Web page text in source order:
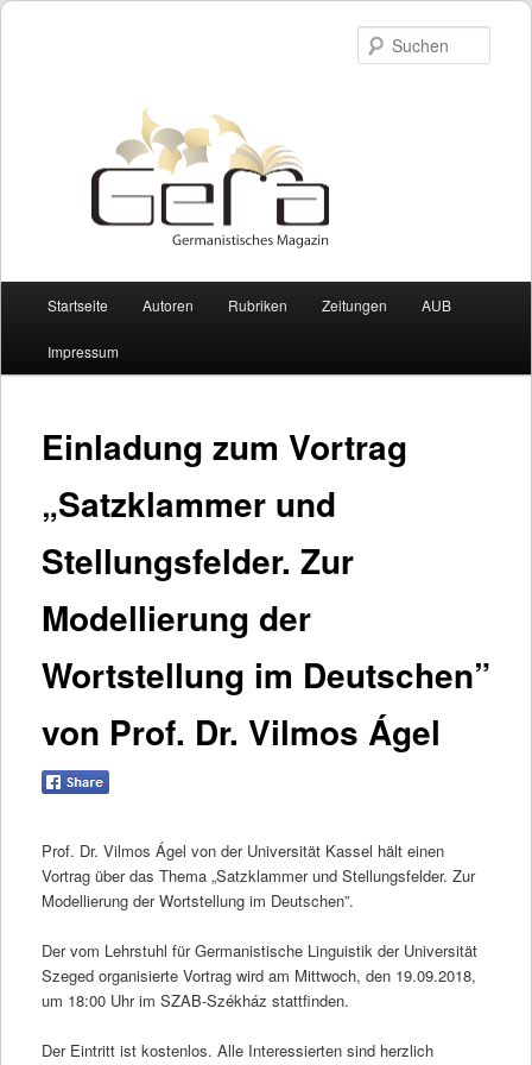
Zum Inhalt wechseln
Zum sekundären Inhalt wechseln
Startseite Autoren Rubriken Zeitungen AUB
Impressum
Einladung zum Vortrag
„Satzklammer und
Stellungsfelder. Zur
Modellierung der
Wortstellung im Deutschen”
von Prof. Dr. Vilmos Ágel
Prof. Dr. Vilmos Ágel von der Universität Kassel hält einen
Vortrag über das Thema „Satzklammer und Stellungsfelder. Zur
Modellierung der Wortstellung im Deutschen”.
Der vom Lehrstuhl für Germanistische Linguistik der Universität
Szeged organisierte Vortrag wird am Mittwoch, den 19.09.2018,
um 18:00 Uhr im SZAB-Székház stattfinden.
Der Eintritt ist kostenlos. Alle Interessierten sind herzlich